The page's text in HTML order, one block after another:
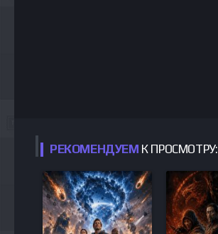
РЕКОМЕНДУЕМ К ПРОСМОТРУ: